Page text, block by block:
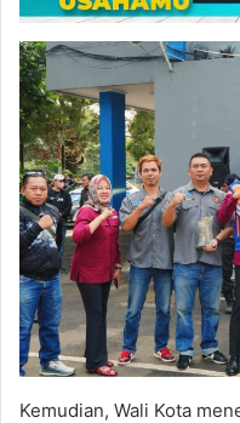
Kemudian, Wali Kota